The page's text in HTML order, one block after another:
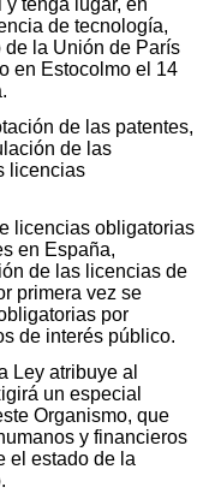
tenga lugar, en
de tecnología,
de la Unión de París
en Estocolmo el 14
de las patentes,
de las
licencias
licencias obligatorias
en España,
de las licencias de
primera vez se
por
de interés público.
Ley atribuye al
un especial
Organismo, que
y financieros
el estado de la